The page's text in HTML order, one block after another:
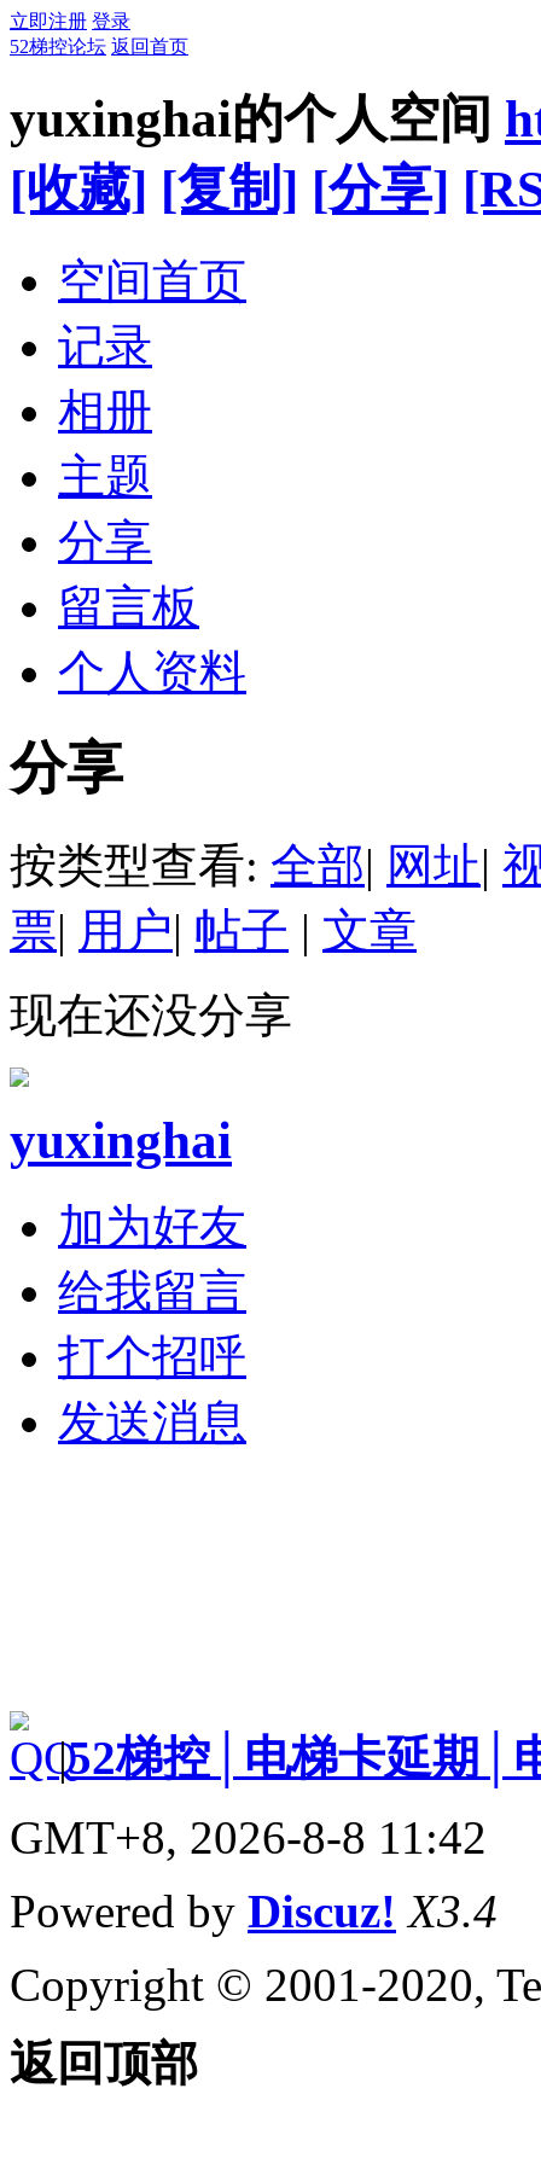
立即注册 登录
52梯控论坛 返回首页
yuxinghai的个人空间
[收藏] [复制] [分享]
空间首页
记录
相册
主题
分享
留言板
个人资料
分享
按类型查看: 全部| 网址|
票| 用户| 帖子 | 文章
现在还没分享
yuxinghai
加为好友
给我留言
打个招呼
发送消息
|52梯控│电梯卡延期│
GMT+8, 2026-8-8 11:42
Powered by Discuz! X3.4
Copyright © 2001-2020,
返回顶部